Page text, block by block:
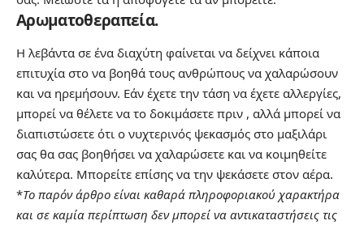
Αρωματοθεραπεία.
Η λεβάντα σε ένα διαχύτη φαίνεται να δείχνει κάποια
επιτυχία στο να βοηθά τους ανθρώπους να χαλαρώσουν
και να ηρεμήσουν. Εάν έχετε την τάση να έχετε αλλεργίες,
μπορεί να θέλετε να το δοκιμάσετε πριν , αλλά μπορεί να
διαπιστώσετε ότι ο νυχτερινός ψεκασμός στο μαξιλάρι
σας θα σας βοηθήσει να χαλαρώσετε και να κοιμηθείτε
καλύτερα. Μπορείτε επίσης να την ψεκάσετε στον αέρα.
*Το παρόν άρθρο είναι καθαρά πληροφοριακού χαρακτήρα
και σε καμία περίπτωση δεν μπορεί να αντικαταστήσεις τις